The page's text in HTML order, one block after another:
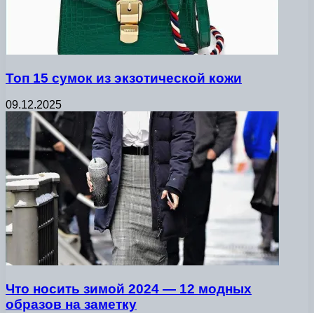
Топ 15 сумок из экзотической кожи
09.12.2025
Что носить зимой 2024 — 12 модных
образов на заметку